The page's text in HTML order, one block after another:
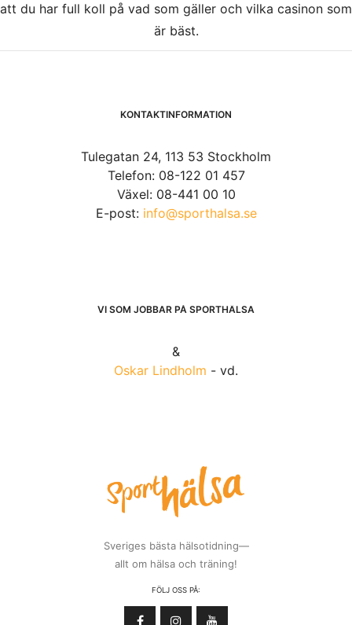
att du har full koll på vad som gäller och vilka casinon som
är bäst.
KONTAKTINFORMATION
Tulegatan 24, 113 53 Stockholm
Telefon: 08-122 01 457
Växel: 08-441 00 10
E-post: info@sporthalsa.se
VI SOM JOBBAR PÅ SPORTHÄLSA
&
Oskar Lindholm - vd.
Sveriges bästa hälsotidning—
allt om hälsa och träning!
FÖLJ OSS PÅ: